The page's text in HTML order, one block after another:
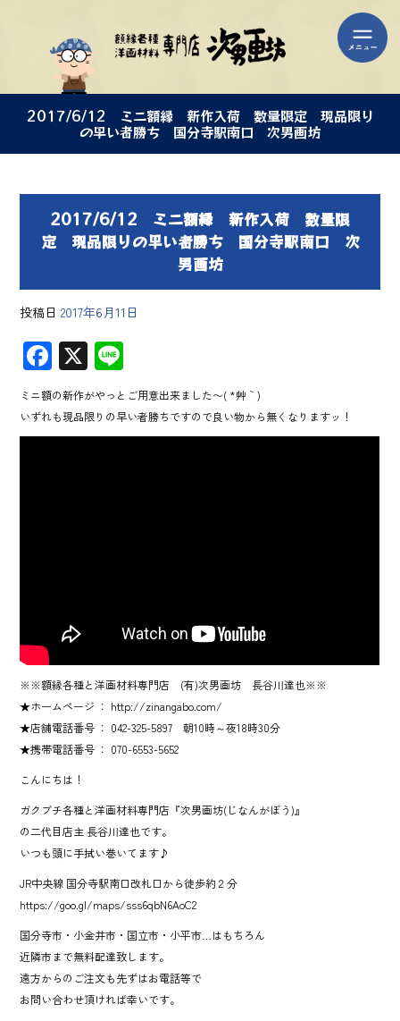
2017/6/12 ミニ額縁 新作入荷 数量限定 現品限り
の早い者勝ち 国分寺駅南口 次男画坊
2017/6/12 ミニ額縁 新作入荷 数量限
定 現品限りの早い者勝ち 国分寺駅南口 次
男画坊
投稿日 2017年6月11日
F
ac
e
b
X
ne
ミニ額の新作がやっとご用意出来ました〜( *´艸｀)
いずれも現品限りの早い者勝ちですので良い物から無くなりますッ！
※※額縁各種と洋画材料専門店 (有)次男画坊 長谷川達也※※
★ホームページ ： http://zinangabo.com/
★店舗電話番号 ： 042-325-5897 朝10時～夜18時30分
★携帯電話番号 ： 070-6553-5652
こんにちは！
ガクブチ各種と洋画材料専門店『次男画坊(じなんがぼう)』
の二代目店主 長谷川達也です。
いつも頭に手拭い巻いてます♪
JR中央線 国分寺駅南口改札口から徒歩約２分
https://goo.gl/maps/sss6qbN6AoC2
国分寺市・小金井市・国立市・小平市…はもちろん
近隣市まで無料配達致します。
遠方からのご注文も先ずはお電話等で
お問い合わせ頂ければ幸いです。